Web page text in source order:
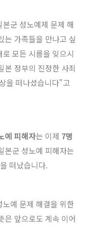
군 성노예제 문제 해
는 가족들을 만나고 싶
모든 시름을 잊으시
본 정부의 진정한 사죄
을 떠나셨습니다"고
예 피해자는 이제 7명
본군 성노예 피해자는
떠났습니다.
예 문제 해결을 위한
은 앞으로도 계속 이어